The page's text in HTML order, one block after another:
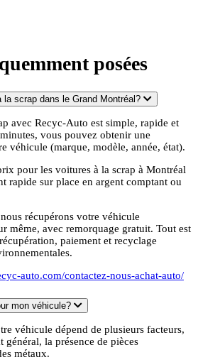
posées
scrap dans le Grand Montréal?
avec Recyc-Auto est simple, rapide et
vous pouvez obtenir une
véhicule (marque, modèle, année, état).
pour les voitures à la scrap à Montréal
rapide sur place en argent comptant ou
récupérons votre véhicule
même, avec remorquage gratuit. Tout est
paiement et recyclage
auto.com/contactez-nous-achat-auto/
mon véhicule?
véhicule dépend de plusieurs facteurs,
général, la présence de pièces
métaux.